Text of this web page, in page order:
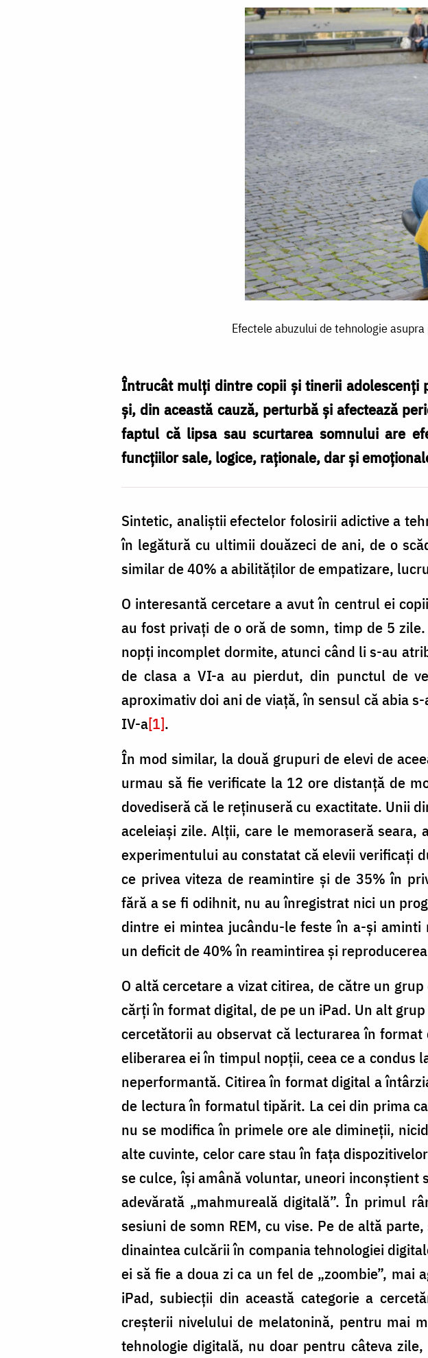
Efectele abuzului de tehnologie
Întrucât mulți dintre copii și tinerii adolescenți
și, din această cauză, perturbă și afectează
faptul că lipsa sau scurtarea somnului are
funcțiilor sale, logice, raționale, dar și
Sintetic, analiștii efectelor folosirii adictive a
în legătură cu ultimii douăzeci de ani, de o
similar de 40% a abilităților de empatizare,
O interesantă cercetare a avut în centrul ei
au fost privați de o oră de somn, timp de 5
nopți incomplet dormite, atunci când li s-au
de clasa a VI-a au pierdut, din punctul de
aproximativ doi ani de viață, în sensul că abia
IV-a[1].
În mod similar, la două grupuri de elevi de
urmau să fie verificate la 12 ore distanță de
dovediseră că le reținuseră cu exactitate. Unii
aceleiași zile. Alții, care le memoraseră
experimentului au constatat că elevii verificați
ce privea viteza de reamintire și de 35% în
fără a se fi odihnit, nu au înregistrat nici un
dintre ei mintea jucându-le feste în a-și aminti
un deficit de 40% în reamintirea și
O altă cercetare a vizat citirea, de către un
cărți în format digital, de pe un iPad. Un alt
cercetătorii au observat că lecturarea în
eliberarea ei în timpul nopții, ceea ce a condus
neperformantă. Citirea în format digital a
de lectura în formatul tipărit. La cei din prima
nu se modifica în primele ore ale dimineții,
alte cuvinte, celor care stau în fața
se culce, își amână voluntar, uneori
adevărată „mahmureală digitală”. În primul
sesiuni de somn REM, cu vise. Pe de altă
dinaintea culcării în compania tehnologiei
ei să fie a doua zi ca un fel de „zoombie”,
iPad, subiecții din această categorie a
creșterii nivelului de melatonină, pentru mai
tehnologie digitală, nu doar pentru câteva